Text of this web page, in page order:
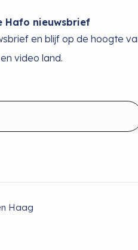
Hafo nieuwsbrief
en blijf op de hoogte
video land.
Haag